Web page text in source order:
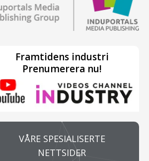
Framtidens industri
Prenumerera nu!
VÅRE SPESIALISERTE
NETTSIDER